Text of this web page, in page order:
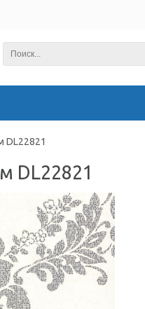
DL22821
DL22821